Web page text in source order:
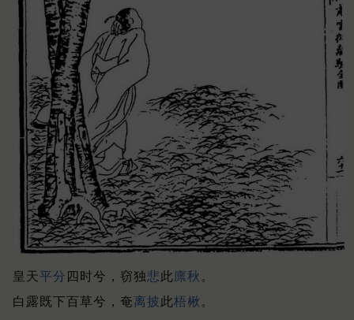
皇天平分 四时兮，窃独悲此 廪秋 。
白露既下百草兮，奄离披此梧楸 。